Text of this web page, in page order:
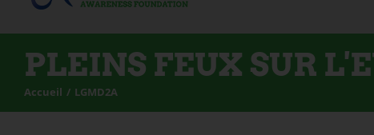
PLEINS FEUX SUR
Accueil LGMD2A